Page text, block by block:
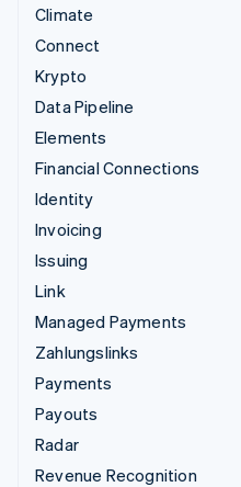
Climate
Connect
Krypto
Data Pipeline
Elements
Financial Connections
Identity
Invoicing
Issuing
Link
Managed Payments
Zahlungslinks
Payments
Payouts
Radar
Revenue Recognition